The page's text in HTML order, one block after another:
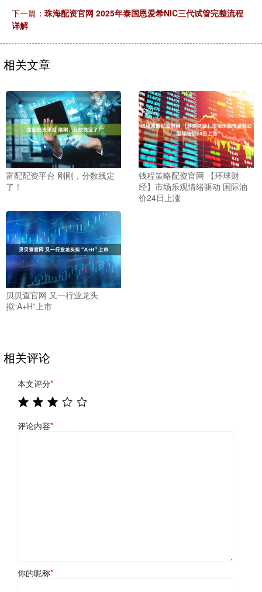
下一篇： 珠海配资官网 2025年泰国恩爱希NIC三代试管完整流程
详解
相关文章
富配配资平台 刚刚，分数线定
了！
钱程策略配资官网 【环球财
经】市场乐观情绪驱动 国际油
价24日上涨
贝贝查官网 又一行业龙头
拟“A+H”上市
相关评论
本文评分*
评论内容*
你的昵称*